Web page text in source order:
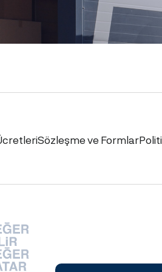
Sözleşme ve Formlar